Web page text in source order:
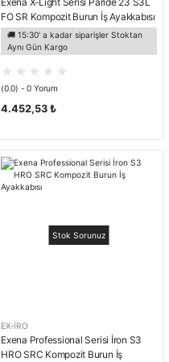
FO SR Kompozit Burun İş Ayakkabısı
🚚 15:30' a kadar siparişler Stoktan
Aynı Gün Kargo
(0.0) - 0 Yorum
4.452,53 ₺
Stok Sorunuz
EX-İRO
Exena Professional Serisi İron S3
HRO SRC Kompozit Burun İş